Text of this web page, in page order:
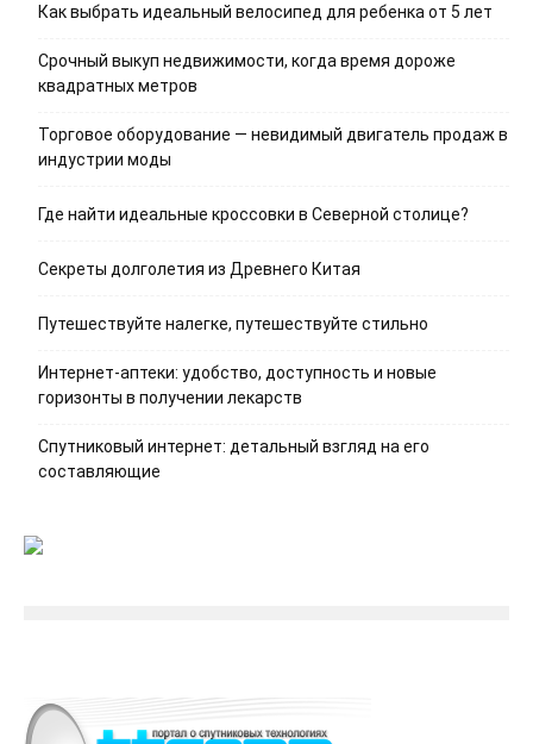
Как выбрать идеальный велосипед для ребенка от 5 лет
Срочный выкуп недвижимости, когда время дороже
квадратных метров
Торговое оборудование — невидимый двигатель продаж в
индустрии моды
Где найти идеальные кроссовки в Северной столице?
Секреты долголетия из Древнего Китая
Путешествуйте налегке, путешествуйте стильно
Интернет-аптеки: удобство, доступность и новые
горизонты в получении лекарств
Спутниковый интернет: детальный взгляд на его
составляющие